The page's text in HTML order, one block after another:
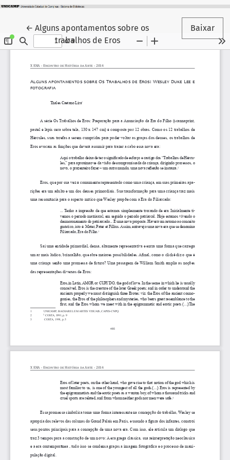
←Voltar aos Detalhes do Artigo
Alguns apontamentos sobre os
trabalhos de Eros
Baixar